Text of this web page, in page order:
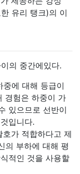
유리 탱크)의 이
의 중간에있다.
중에 대해 등급이
경험은 하중이 가
있으므로 선반이
입니다.
가 적합하다고 제
의 부하에 대해 평
적인 것을 사용할